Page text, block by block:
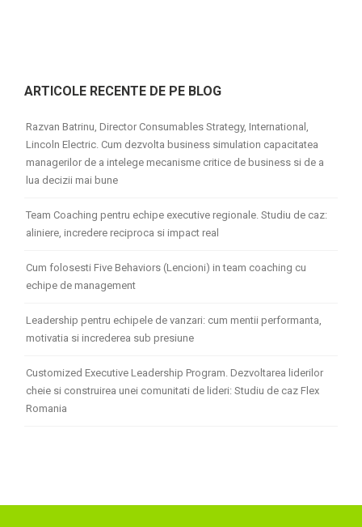
ARTICOLE RECENTE DE PE BLOG
Razvan Batrinu, Director Consumables Strategy, International,
Lincoln Electric. Cum dezvolta business simulation capacitatea
managerilor de a intelege mecanisme critice de business si de a
lua decizii mai bune
Team Coaching pentru echipe executive regionale. Studiu de caz:
aliniere, incredere reciproca si impact real
Cum folosesti Five Behaviors (Lencioni) in team coaching cu
echipe de management
Leadership pentru echipele de vanzari: cum mentii performanta,
motivatia si increderea sub presiune
Customized Executive Leadership Program. Dezvoltarea liderilor
cheie si construirea unei comunitati de lideri: Studiu de caz Flex
Romania